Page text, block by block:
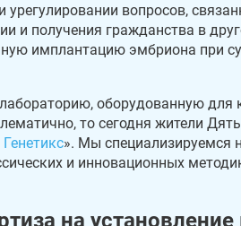
урегулировании вопросов,
и получения гражданства в
имплантацию эмбриона при
оборудованную
то сегодня жители
». Мы специализируемся
и инновационных
на установление